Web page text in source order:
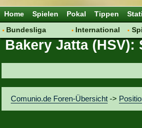
Home Spielen Pokal Tippen
Bundesliga
Hot News
Vereinsdiskussion
Vereinsfragen
International
Vereine
Bakery Jatta (HSV):
Comunio.de Foren-Übersicht ->